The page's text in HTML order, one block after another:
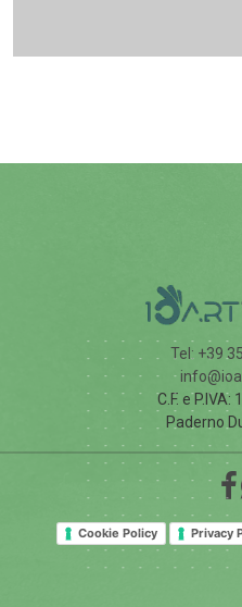
Tel: +39
C.F. e
Paderno
Cookie Policy Privacy